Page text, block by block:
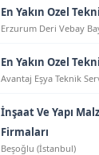
En Yakın Ozel
Erzurum Deri Vebay
En Yakın Ozel
Avantaj Eşya Tekni̇k
İnşaat Ve Yapı
Firmaları
Beşoğlu (İstanbul)